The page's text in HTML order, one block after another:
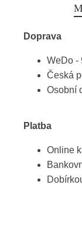
Doprava
WeDo -
Česká
Osobní
Platba
Online